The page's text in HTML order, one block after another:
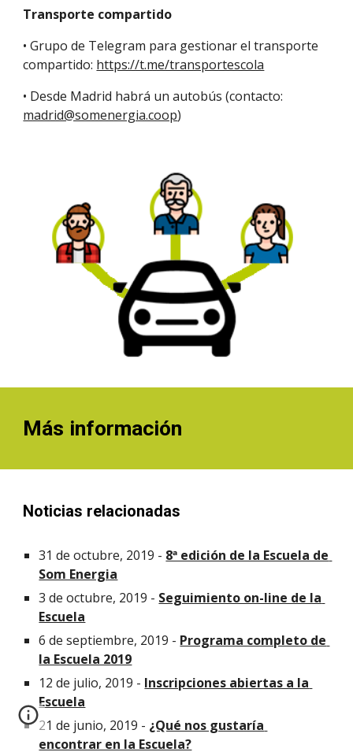
Transporte compartido
• Grupo de Telegram para gestionar el transporte
compartido: https://t.me/transportescola
madrid@somenergia.coop)
Más información
Noticias relacionadas
31 de octubre, 2019 - 8ª edición de la Escuela de
Som Energia
3 de octubre, 2019 - Seguimiento on-line de la
Escuela
6 de septiembre, 2019 - Programa completo de
la Escuela 2019
12 de julio, 2019 - Inscripciones abiertas a la
Escuela
21 de junio, 2019 - ¿Qué nos gustaría
encontrar en la Escuela?